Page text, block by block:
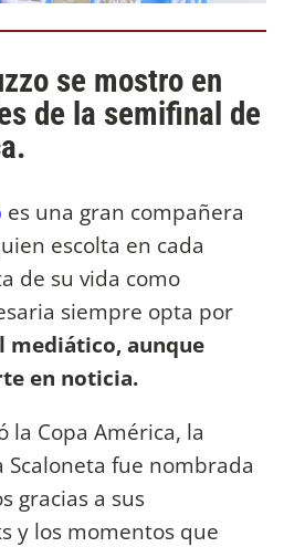
se mostro en
de la semifinal de
es una gran compañera
escolta en cada
de su vida como
siempre opta por
mediático, aunque
en noticia.
la Copa América, la
fue nombrada
gracias a sus
y los momentos que